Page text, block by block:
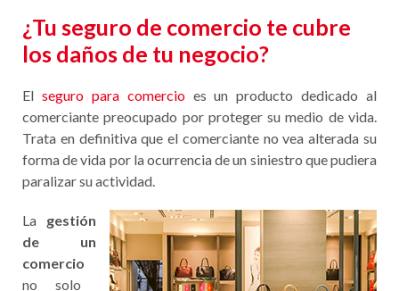
¿Tu seguro de comercio te cubre
los daños de tu negocio?
El seguro para comercioes un producto dedicado al
comerciante preocupado por proteger su medio de vida.
Trata en definitiva que el comerciante no vea alterada su
forma de vida por la ocurrencia de un siniestro que pudiera
paralizar su actividad.
La gestión
de un
comercio
no solo